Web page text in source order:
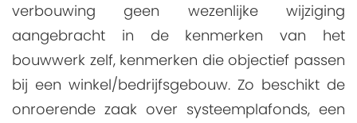
verbouwing geen wezenlijke wijziging
aangebracht in de kenmerken van het
bouwwerk zelf, kenmerken die objectief passen
bij een winkel/bedrijfsgebouw. Zo beschikt de
onroerende zaak over systeemplafonds, een